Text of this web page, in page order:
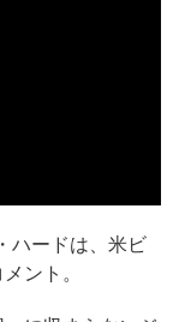
ハードは、米ビ
ント。